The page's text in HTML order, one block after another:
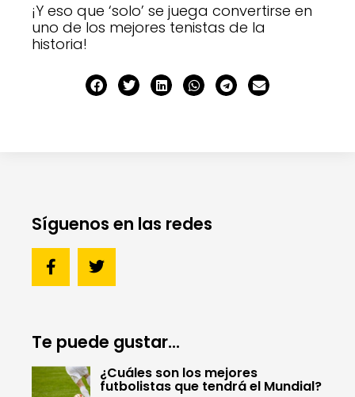
¡Y eso que ‘solo’ se juega convertirse en
uno de los mejores tenistas de la
historia!
Síguenos en las redes
Te puede gustar...
¿Cuáles son los mejores
futbolistas que tendrá el Mundial?